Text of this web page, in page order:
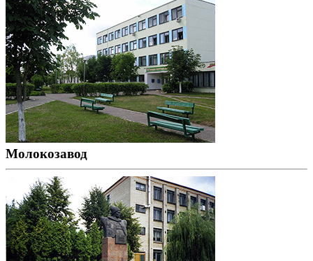
Молокозавод